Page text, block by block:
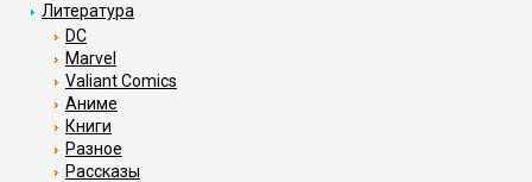
Литература
DC
Marvel
Valiant Comics
Аниме
Книги
Разное
Рассказы